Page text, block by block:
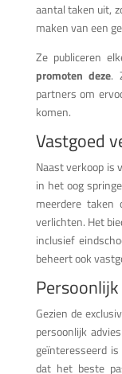
aantal taken uit,
maken van een
Ze publiceren
promoten deze.
partners om
komen.
Vastgoed
Naast verkoop is
in het oog
meerdere
verlichten. Het
inclusief
beheert ook
Gezien de
persoonlijk
geïnteresseerd
dat het beste